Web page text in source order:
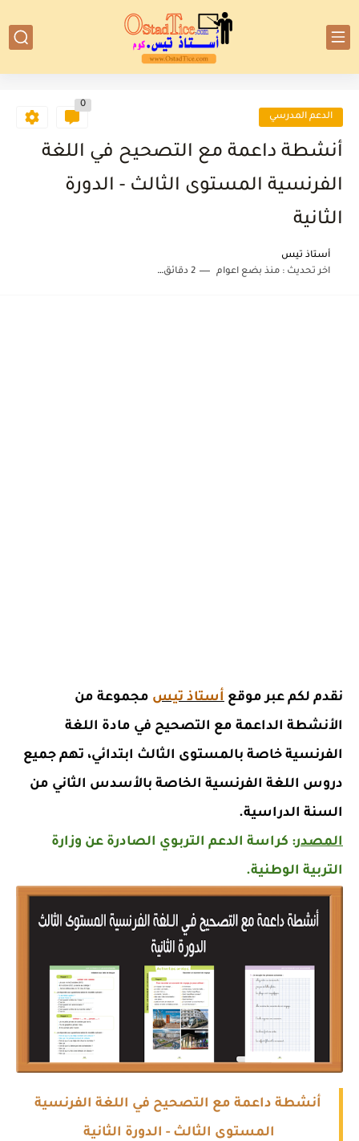
الدعم المدرسي
0
أنشطة داعمة مع التصحيح في اللغة
الفرنسية المستوى الثالث - الدورة
الثانية
أستاذ تيس
اخر تحديث :منذ بضع اعوام 2 دقائق للقراءة
نقدم لكم عبر موقع أستاذ تيس مجموعة من
الأنشطة الداعمة مع التصحيح في مادة اللغة
الفرنسية خاصة بالمستوى الثالث ابتدائي، تهم جميع
دروس اللغة الفرنسية الخاصة بالأسدس الثاني من
السنة الدراسية.
المصدر: كراسة الدعم التربوي الصادرة عن وزارة
التربية الوطنية.
أنشطة داعمة مع التصحيح في اللغة الفرنسية
المستوى الثالث - الدورة الثانية